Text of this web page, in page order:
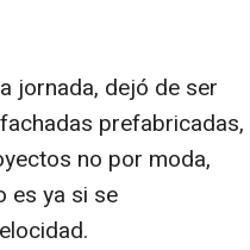
jornada, dejó de ser
prefabricadas,
no por moda,
es ya si se